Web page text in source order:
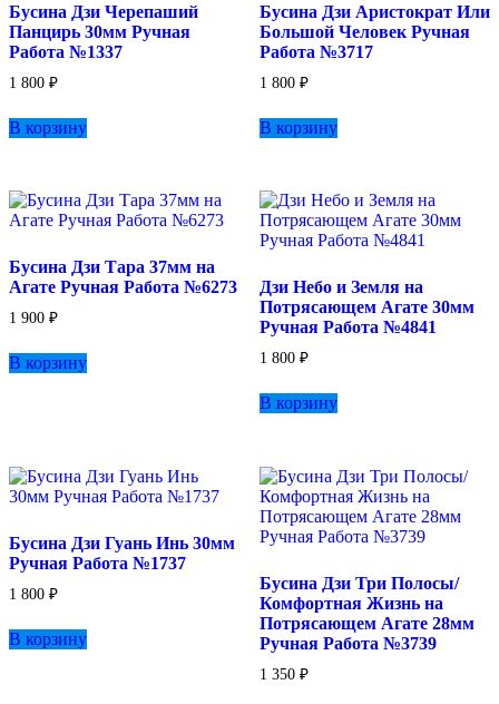
Бусина Дзи Черепаший
Панцирь 30мм Ручная
Работа №1337
1 800 ₽
В корзину
Бусина Дзи Аристократ Или
Большой Человек Ручная
Работа №3717
1 800 ₽
В корзину
Бусина Дзи Тара 37мм на
Агате Ручная Работа №6273
1 900 ₽
В корзину
Дзи Небо и Земля на
Потрясающем Агате 30мм
Ручная Работа №4841
1 800 ₽
В корзину
Бусина Дзи Гуань Инь 30мм
Ручная Работа №1737
1 800 ₽
В корзину
Бусина Дзи Три Полосы/
Комфортная Жизнь на
Потрясающем Агате 28мм
Ручная Работа №3739
1 350 ₽